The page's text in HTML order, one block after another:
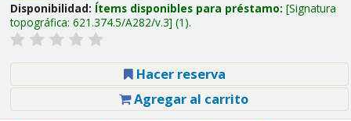
Disponibilidad: Ítems disponibles para préstamo: Signatura
topográfica: 621.374.5/A282/v.3 (1).
Hacer reserva
Agregar al carrito